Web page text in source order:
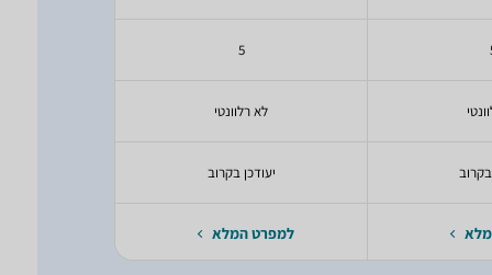
בקרוב
5
לא רלוונטי
יעודכן בקרוב
למפרט המלא